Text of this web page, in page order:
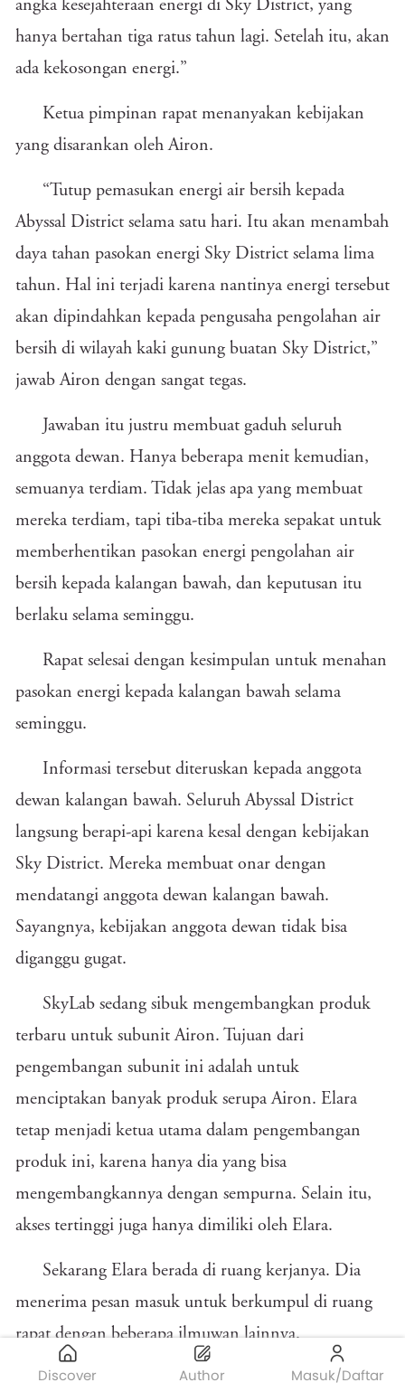
Discover Author Masuk/Daftar
angka kesejahteraan energi di Sky District, yang
hanya bertahan tiga ratus tahun lagi. Setelah itu, akan
ada kekosongan energi.”
Ketua pimpinan rapat menanyakan kebijakan
yang disarankan oleh Airon.
“Tutup pemasukan energi air bersih kepada
Abyssal District selama satu hari. Itu akan menambah
daya tahan pasokan energi Sky District selama lima
tahun. Hal ini terjadi karena nantinya energi tersebut
akan dipindahkan kepada pengusaha pengolahan air
bersih di wilayah kaki gunung buatan Sky District,”
jawab Airon dengan sangat tegas.
Jawaban itu justru membuat gaduh seluruh
anggota dewan. Hanya beberapa menit kemudian,
semuanya terdiam. Tidak jelas apa yang membuat
mereka terdiam, tapi tiba-tiba mereka sepakat untuk
memberhentikan pasokan energi pengolahan air
bersih kepada kalangan bawah, dan keputusan itu
berlaku selama seminggu.
Rapat selesai dengan kesimpulan untuk menahan
pasokan energi kepada kalangan bawah selama
seminggu.
Informasi tersebut diteruskan kepada anggota
dewan kalangan bawah. Seluruh Abyssal District
langsung berapi-api karena kesal dengan kebijakan
Sky District. Mereka membuat onar dengan
mendatangi anggota dewan kalangan bawah.
Sayangnya, kebijakan anggota dewan tidak bisa
diganggu gugat.
SkyLab sedang sibuk mengembangkan produk
terbaru untuk subunit Airon. Tujuan dari
pengembangan subunit ini adalah untuk
menciptakan banyak produk serupa Airon. Elara
tetap menjadi ketua utama dalam pengembangan
produk ini, karena hanya dia yang bisa
mengembangkannya dengan sempurna. Selain itu,
akses tertinggi juga hanya dimiliki oleh Elara.
Sekarang Elara berada di ruang kerjanya. Dia
menerima pesan masuk untuk berkumpul di ruang
rapat dengan beberapa ilmuwan lainnya.
Setelah semuanya berkumpul, ketua